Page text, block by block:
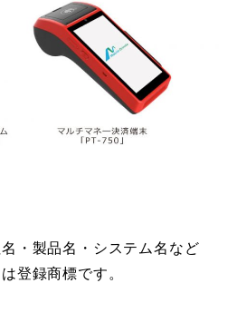
・製品名・システム名など
登録商標です。